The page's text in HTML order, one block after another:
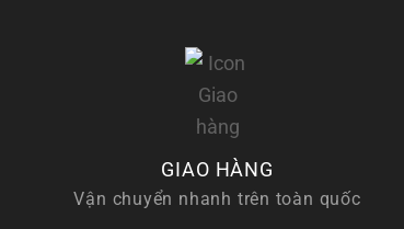
GIAO HÀNG
Vận chuyển nhanh trên toàn quốc